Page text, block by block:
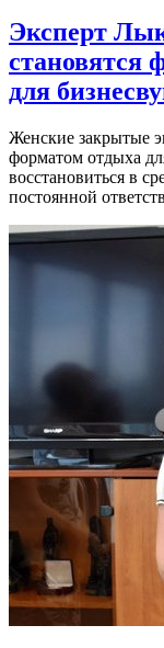
Эксперт
становятся
для
Женские закрытые
форматом отдыха
восстановиться в
постоянной